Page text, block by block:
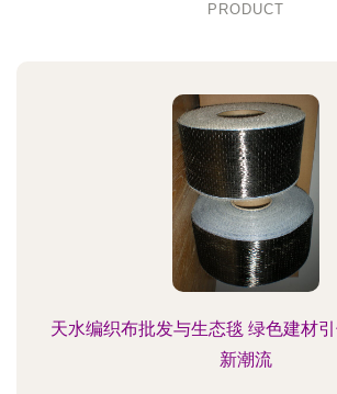
PRODUCT
天水编织布批发与生态毯 绿色建材
新潮流